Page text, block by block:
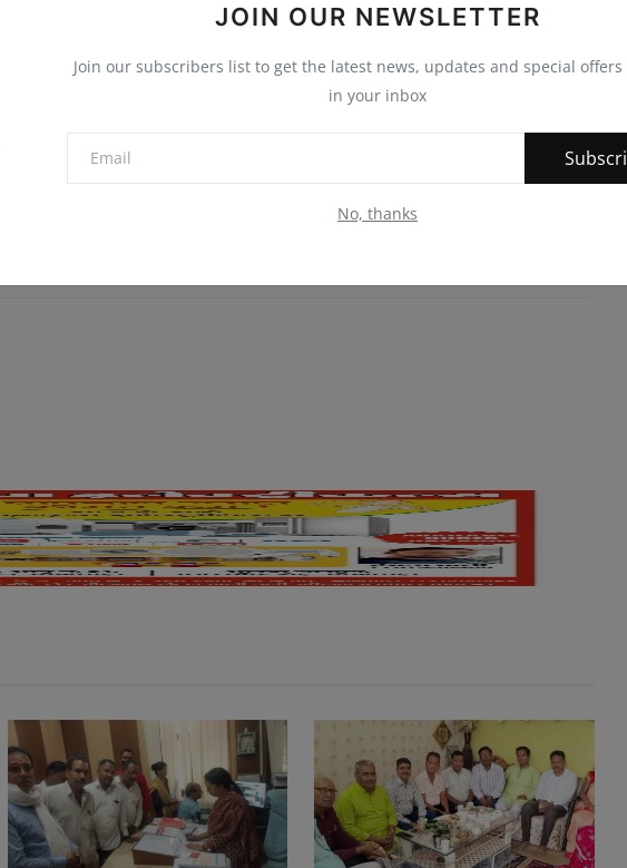
JOIN OUR NEWSLETTER
Join our subscribers list to get the latest news, updates and special
in your inbox
No, thanks
Sad